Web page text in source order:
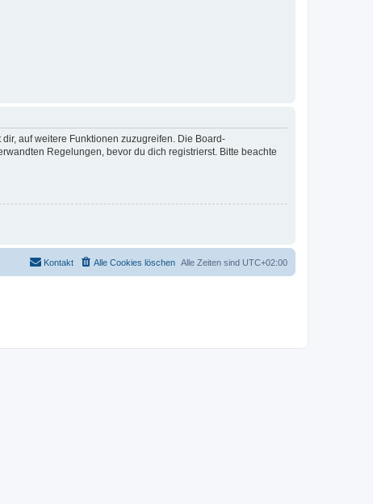
auf weitere Funktionen zuzugreifen. Die Board-
Regelungen, bevor du dich registrierst. Bitte beachte
Alle Zeiten sind UTC+02:00
Alle Cookies löschen
Kontakt